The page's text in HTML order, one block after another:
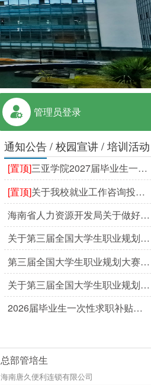
管理员登录
通知公告 校园宣讲 培训活动
[置顶]三亚学院2027届毕业生一次
性求职补贴审核通过名单公示
[置顶]关于我校就业工作咨询投诉
联系方式的公告
海南省人力资源开发局关于做好
2027 届毕业生一次性求职补贴发
放工作的通知
关于第三届全国大学生职业规划大
赛三亚学院校赛决赛评选结果的公
示
第三届全国大学生职业规划大赛三
亚学院校赛决赛成绩公示
关于第三届全国大学生职业规划大
赛——三亚学院校赛决赛的通知及
晋级名单公示
2026届毕业生一次性求职补贴审
总部管培生
海南唐久便利连锁有限公司